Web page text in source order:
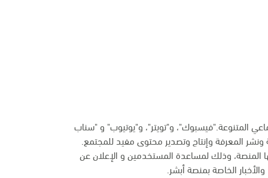
المتنوعة."فيسبوك"، و"تويتر"، و"يوتيوب" و "سناب
المعرفة وإنتاج وتصدير محتوى مفيد للمجتمع.
المنصة، وذلك لمساعدة المستخدمين و الإعلان عن
الخاصة بمنصة أبشر.